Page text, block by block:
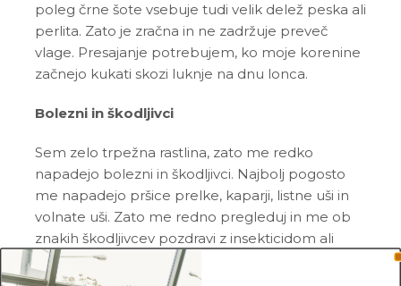
poleg črne šote vsebuje tudi velik delež peska ali
perlita. Zato je zračna in ne zadržuje preveč
vlage. Presajanje potrebujem, ko moje korenine
začnejo kukati skozi luknje na dnu lonca.
Bolezni in škodljivci
Sem zelo trpežna rastlina, zato me redko
napadejo bolezni in škodljivci. Najbolj pogosto
me napadejo pršice prelke, kaparji, listne uši in
volnate uši. Zato me redno pregleduj in me ob
znakih škodljivcev pozdravi z insekticidom ali
mešanicoNeem tonika